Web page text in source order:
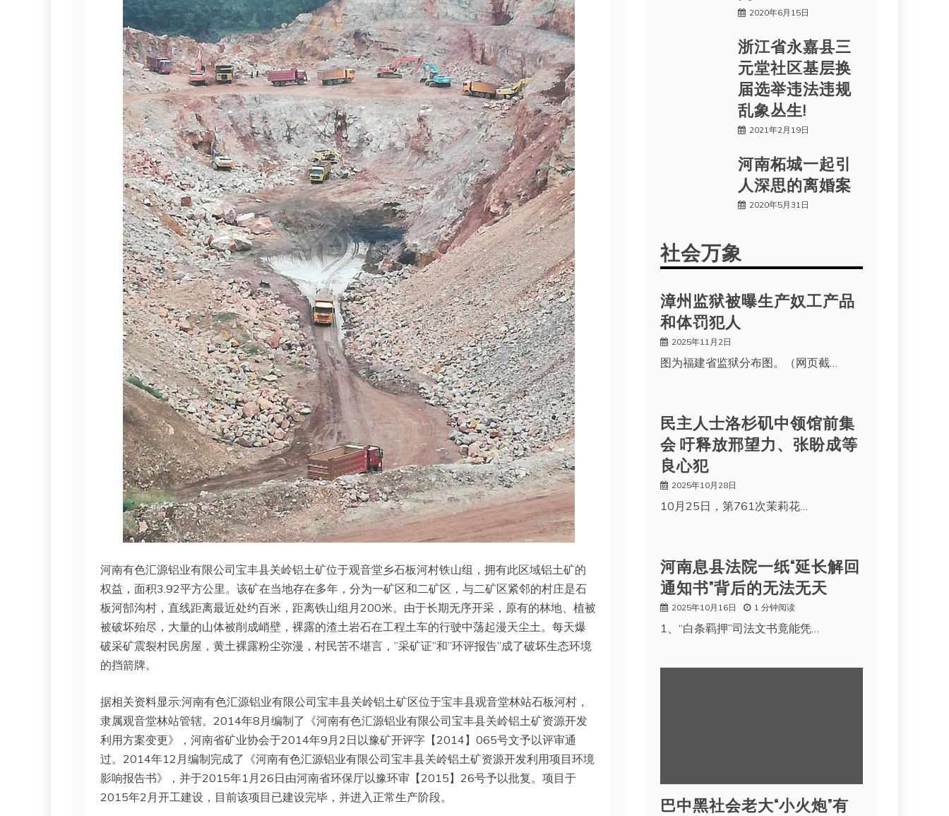
河南有色汇源铝业有限公司宝丰县关岭铝土矿位于观音堂乡石板河村铁山组，拥有此区域铝土矿的
权益，面积3.92平方公里。该矿在当地存在多年，分为一矿区和二矿区，与二矿区紧邻的村庄是石
板河郜沟村，直线距离最近处约百米，距离铁山组月200米。由于长期无序开采，原有的林地、植被
被破坏殆尽，大量的山体被削成峭壁，裸露的渣土岩石在工程土车的行驶中荡起漫天尘土。每天爆
破采矿震裂村民房屋，黄土裸露粉尘弥漫，村民苦不堪言，”采矿证”和”环评报告”成了破坏生态环境
的挡箭牌。
据相关资料显示:河南有色汇源铝业有限公司宝丰县关岭铝土矿区位于宝丰县观音堂林站石板河村，
隶属观音堂林站管辖。2014年8月编制了《河南有色汇源铝业有限公司宝丰县关岭铝土矿资源开发
利用方案变更》，河南省矿业协会于2014年9月2日以豫矿开评字【2014】065号文予以评审通
过。2014年12月编制完成了《河南有色汇源铝业有限公司宝丰县关岭铝土矿资源开发利用项目环境
影响报告书》，并于2015年1月26日由河南省环保厅以豫环审【2015】26号予以批复。项目于
2015年2月开工建设，目前该项目已建设完毕，并进入正常生产阶段。
2020年6月15日
浙江省永嘉县三
元堂社区基层换
届选举违法违规
乱象丛生!
2021年2月19日
河南柘城一起引
人深思的离婚案
2020年5月31日
社会万象
漳州监狱被曝生产奴工产品
和体罚犯人
2025年11月2日
图为福建省监狱分布图。（网页截…
民主人士洛杉矶中领馆前集
会 吁释放邢望力、张盼成等
良心犯
2025年10月28日
10月25日，第761次茉莉花…
河南息县法院一纸“延长解回
通知书”背后的无法无天
2025年10月16日 1 分钟阅读
1、“白条羁押”司法文书竟能凭…
巴中黑社会老大“小火炮”有